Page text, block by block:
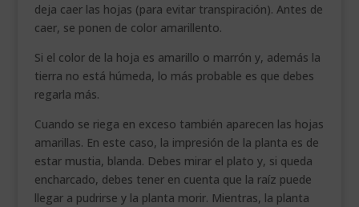
deja caer las hojas (para evitar transpiración). Antes de
caer, se ponen de color amarillento.
Si el color de la hoja es amarillo o marrón y, además la
tierra no está húmeda, lo más probable es que debes
regarla más.
Cuando se riega en exceso también aparecen las hojas
amarillas. En este caso, la impresión de la planta es de
estar mustia, blanda. Debes mirar el plato y, si queda
encharcado, debes tener en cuenta que la raíz puede
llegar a pudrirse y la planta morir. Mientras, la planta